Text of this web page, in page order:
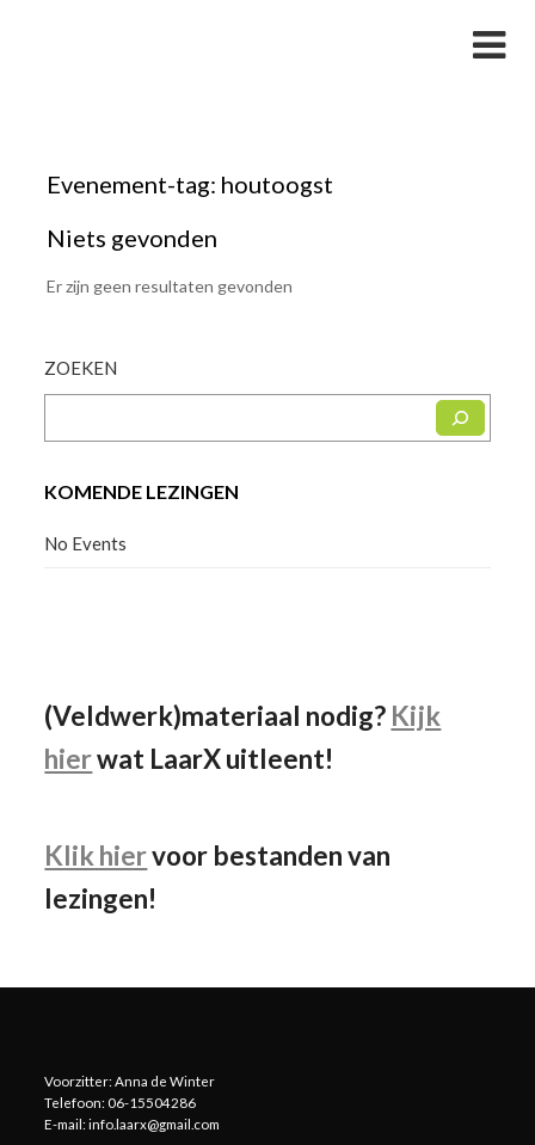
Evenement-tag: houtoogst
Niets gevonden
Er zijn geen resultaten gevonden
ZOEKEN
KOMENDE LEZINGEN
No Events
(Veldwerk)materiaal nodig? Kijk
hierwat LaarX uitleent!
Klik hiervoor bestanden van
lezingen!
Voorzitter: Anna de Winter
Telefoon: 06-15504286
E-mail: info.laarx@gmail.com